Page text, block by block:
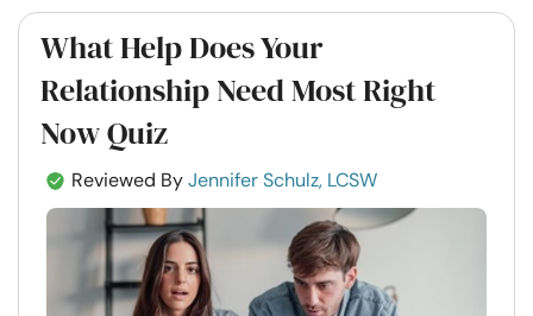
What Help Does Your
Relationship Need Most Right
Now Quiz
Reviewed ByJennifer Schulz, LCSW